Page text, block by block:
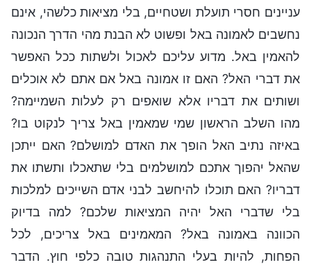
עניינים חסרי תועלת ושטחיים, בלי מציאות כלשהי, אינם
נחשבים לאמונה באל ופשוט לא הבנת מהי הדרך הנכונה
להאמין באל. מדוע עליכם לאכול ולשתות ככל האפשר
את דברי האל? האם זו אמונה באל אם אתם לא אוכלים
ושותים את דבריו אלא שואפים רק לעלות השמיימה?
מהו השלב הראשון שמי שמאמין באל צריך לנקוט בו?
באיזה נתיב האל הופך את האדם למושלם? האם ייתכן
שהאל יהפוך אתכם למושלמים בלי שתאכלו ותשתו את
דבריו? האם תוכלו להיחשב לבני אדם השייכים למלכות
בלי שדברי האל יהיה המציאות שלכם? למה בדיוק
הכוונה באמונה באל? המאמינים באל צריכים, לכל
הפחות, להיות בעלי התנהגות טובה כלפי חוץ. הדבר